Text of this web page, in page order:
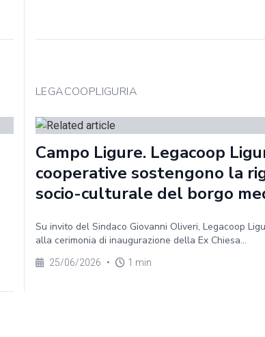
LEGACOOPLIGURIA
Campo Ligure. Legacoop
cooperative sostengono la
socio-culturale del borgo
Su invito del Sindaco Giovanni Oliveri, Legacoop
alla cerimonia di inaugurazione della Ex Chiesa...
25/06/2026 • 1 min